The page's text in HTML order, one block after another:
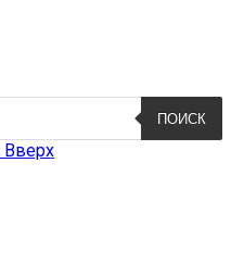
ПОИСК
Вверх